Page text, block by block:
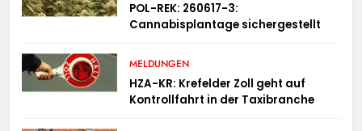
POL-REK: 260617-3:
Cannabisplantage sichergestellt
MELDUNGEN
HZA-KR: Krefelder Zoll geht auf
Kontrollfahrt in der Taxibranche